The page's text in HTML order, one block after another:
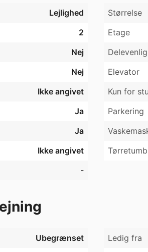
altan og eget opbevaringsrum.
med gode busforbindelser.
& centrum. Der er
hvilket sikrer, at der altid er en
Lejlighed Størrelse
2 Etage
Nej Delevenlig
Nej Elevator
Ikke angivet Kun for
Ja Parkering
Ja
Ikke angivet
-
Ubegrænset Ledig fra